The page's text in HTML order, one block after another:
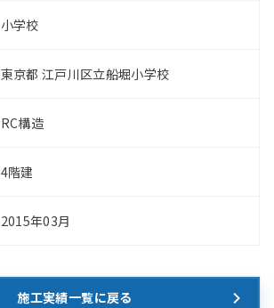
小学校
東京都 江戸川区立船堀小学校
RC構造
4階建
2015年03月
施工実績一覧に戻る